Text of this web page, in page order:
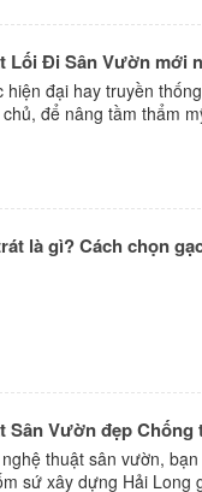
Lối Đi Sân Vườn mới
hiện đại hay truyền
để nâng tầm thẩm
là gì? Cách chọn
Sân Vườn đẹp Chống
thuật sân vườn,
sứ xây dựng Hải Long